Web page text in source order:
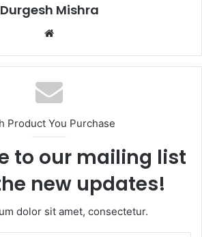
Durgesh Mishra
Website
Product You Purchase
to our mailing list
new updates!
dolor sit amet, consectetur.